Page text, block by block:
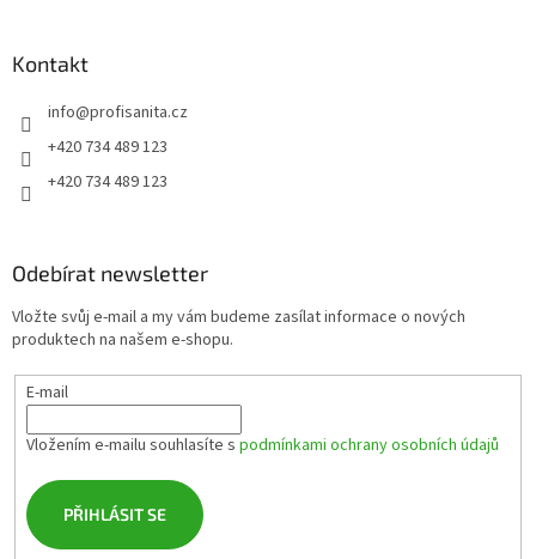
Kontakt
info@profisanita.cz
+420 734 489 123
+420 734 489 123
Odebírat newsletter
Vložte svůj e-mail a my vám budeme zasílat informace o nových
produktech na našem e-shopu.
E-mail
Vložením e-mailu souhlasíte s podmínkami ochrany osobních údajů
PŘIHLÁSIT SE